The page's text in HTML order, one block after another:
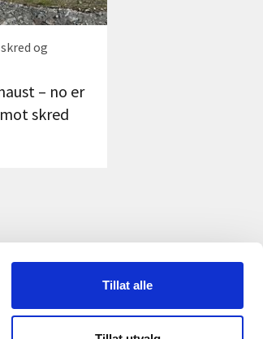
Tillat alle
og
– no er
skred